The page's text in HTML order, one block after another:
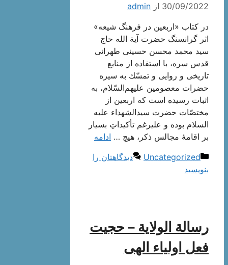
30/09/2022 از admin
در کتاب «اربعین در فرهنگ شیعه»
اثر گرانسنگ حضرت آیة الله حاج
سید محمد محسن حسینی طهرانی
قدس سره، با استفاده از منابع
تاريخى و روايى و تمسّك به سيره
حضرات معصومين عليهم‌‏السّلام، به
اثبات رسیده است که اربعین از
مختصّات حضرت سیدالشهداء علیه
السلام بوده و علیرغم تأکیداتِ بسیار
بر اقامۀ مجالس ذکر، هیچ … ادامه
دسته‌ها
Uncategorized
دیدگاهتان را
بنویسید
رسالة الولایة – حجیت
فعل اولیاء الهی